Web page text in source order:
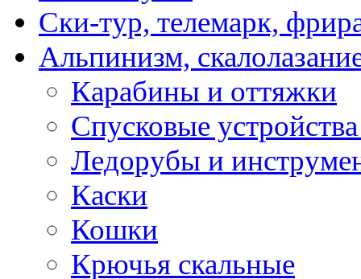
Ски-тур, телемарк,
Альпинизм,
Карабины и оттяжки
Спусковые
Ледорубы и
Каски
Кошки
Крючья скальные